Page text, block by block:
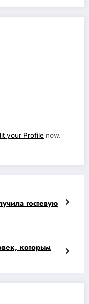
your Profile now.
гостевую
которым